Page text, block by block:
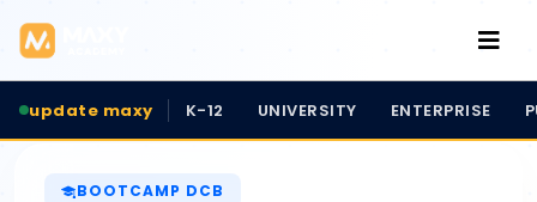
update maxy K-12 UNIVERSITY ENTERPRISE
BOOTCAMP DCB